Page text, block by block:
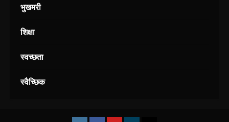
भुखमरी
शिक्षा
स्वच्छता
स्वैच्छिक